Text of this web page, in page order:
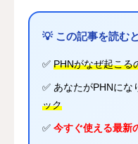
💡 この記事を読む
✅ PHNがなぜ起こる
✅ あなたがPHNにな
ック
✅ 今すぐ使える最新